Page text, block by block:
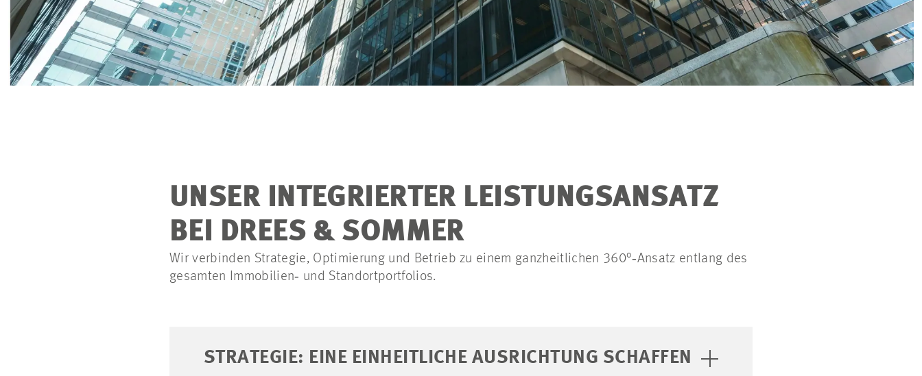
UNSER INTEGRIERTER LEISTUNGSANSATZ
BEI DREES & SOMMER
Wir verbinden Strategie, Optimierung und Betrieb zu einem ganzheitlichen 360°‑Ansatz entlang des
gesamten Immobilien‑ und Standortportfolios.
STRATEGIE: EINE EINHEITLICHE AUSRICHTUNG SCHAFFEN